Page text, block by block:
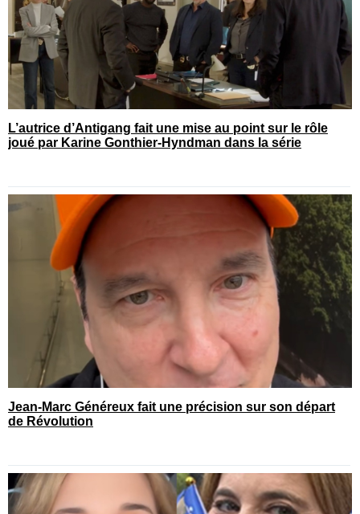
L’autrice d’Antigang fait une mise au point sur le rôle
joué par Karine Gonthier-Hyndman dans la série
Jean-Marc Généreux fait une précision sur son départ
de Révolution